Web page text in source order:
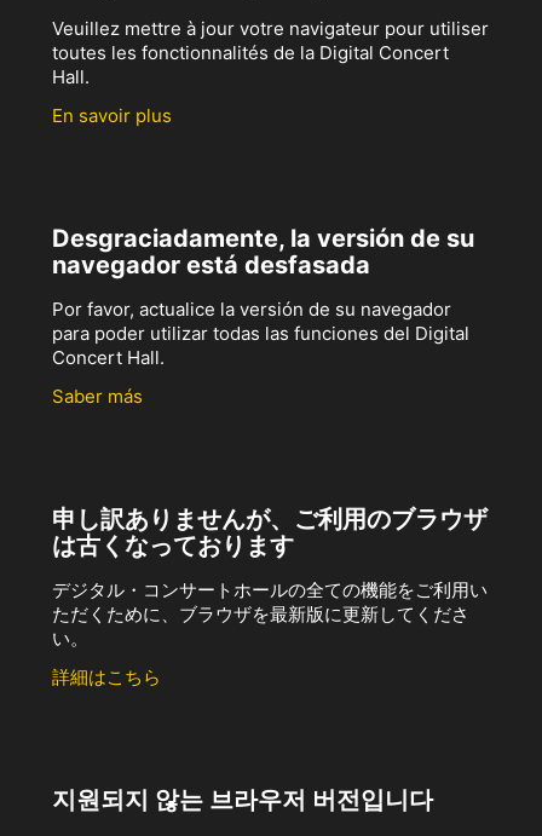
Veuillez mettre à jour votre navigateur pour utiliser
toutes les fonctionnalités de la Digital Concert
Hall.
En savoir plus
Desgraciadamente, la versión de su
navegador está desfasada
Por favor, actualice la versión de su navegador
para poder utilizar todas las funciones del Digital
Concert Hall.
Saber más
申し訳ありませんが、ご利用のブラウザ
は古くなっております
デジタル・コンサートホールの全ての機能をご利用い
ただくために、ブラウザを最新版に更新してくださ
い。
詳細はこちら
지원되지 않는 브라우저 버전입니다